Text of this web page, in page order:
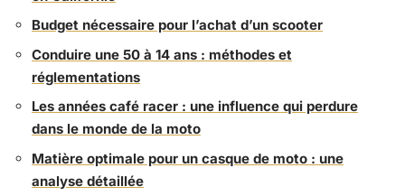
Budget nécessaire pour l’achat d’un scooter
Conduire une 50 à 14 ans : méthodes et
réglementations
Les années café racer : une influence qui perdure
dans le monde de la moto
Matière optimale pour un casque de moto : une
analyse détaillée